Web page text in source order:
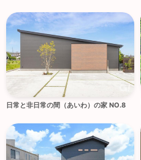
日常と非日常の間（あいわ）の家 NO.8